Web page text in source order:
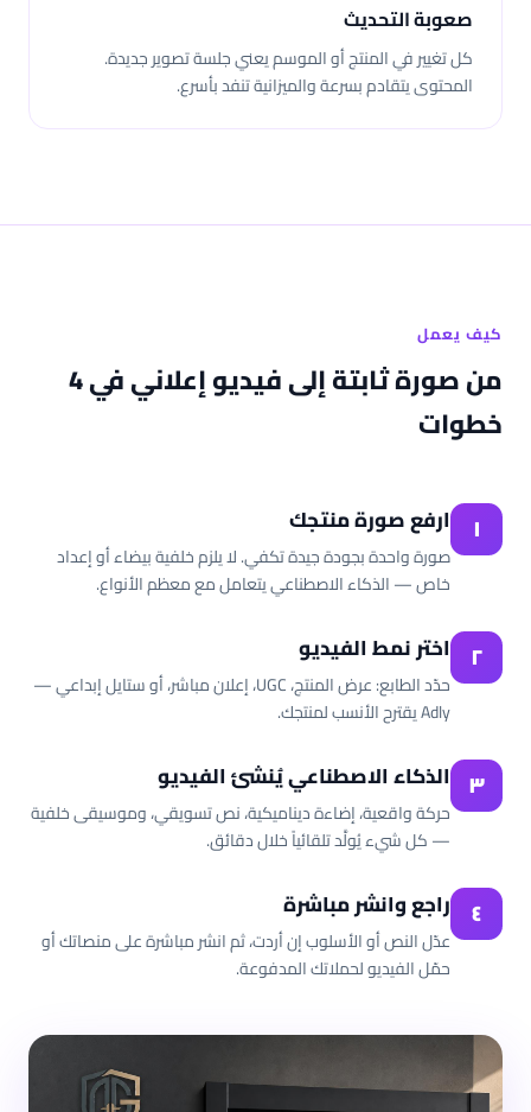
صعوبة التحديث
كل تغيير في المنتج أو الموسم يعني جلسة تصوير جديدة.
المحتوى يتقادم بسرعة والميزانية تنفد بأسرع.
كيف يعمل
من صورة ثابتة إلى فيديو إعلاني في 4
خطوات
١ ارفع صورة منتجك
صورة واحدة بجودة جيدة تكفي. لا يلزم خلفية بيضاء أو إعداد
خاص — الذكاء الاصطناعي يتعامل مع معظم الأنواع.
٢ اختر نمط الفيديو
حدّد الطابع: عرض المنتج، UGC، إعلان مباشر، أو ستايل إبداعي —
Adly يقترح الأنسب لمنتجك.
٣ الذكاء الاصطناعي يُنشئ الفيديو
حركة واقعية، إضاءة ديناميكية، نص تسويقي، وموسيقى خلفية
— كل شيء يُولَّد تلقائياً خلال دقائق.
٤ راجع وانشر مباشرة
عدّل النص أو الأسلوب إن أردت، ثم انشر مباشرة على منصاتك أو
حمّل الفيديو لحملاتك المدفوعة.